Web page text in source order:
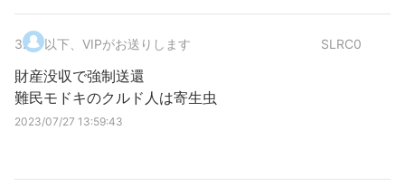
3. 以下、VIPがお送りします SLRC0
財産没収で強制送還
難民モドキのクルド人は寄生虫
2023/07/27 13:59:43